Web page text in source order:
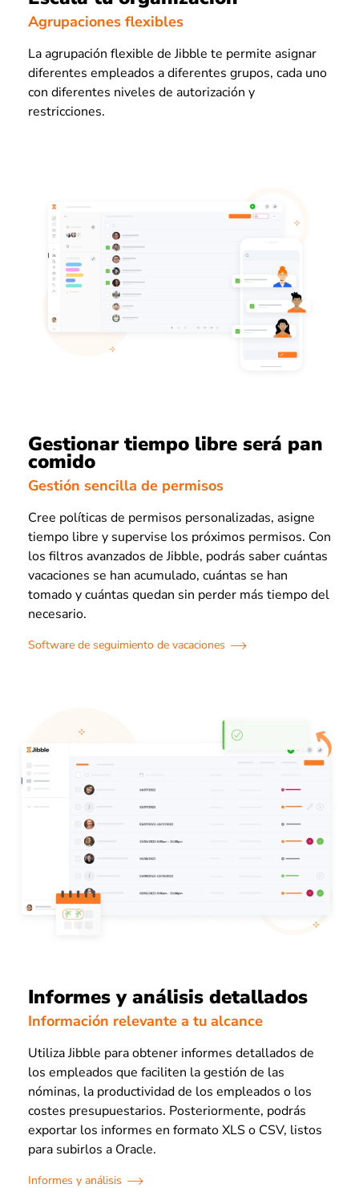
Agrupaciones flexibles
La agrupación flexible de Jibble te permite asignar
diferentes empleados a diferentes grupos, cada uno
con diferentes niveles de autorización y
restricciones.
Gestionar tiempo libre será pan
comido
Gestión sencilla de permisos
Cree políticas de permisos personalizadas, asigne
tiempo libre y supervise los próximos permisos. Con
los filtros avanzados de Jibble, podrás saber cuántas
vacaciones se han acumulado, cuántas se han
tomado y cuántas quedan sin perder más tiempo del
necesario.
Software de seguimiento de vacaciones
Informes y análisis detallados
Información relevante a tu alcance
Utiliza Jibble para obtener informes detallados de
los empleados que faciliten la gestión de las
nóminas, la productividad de los empleados o los
costes presupuestarios. Posteriormente, podrás
exportar los informes en formato XLS o CSV, listos
para subirlos a Oracle.
Informes y análisis